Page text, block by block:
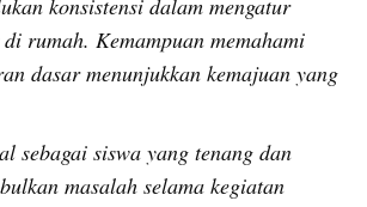
konsistensi dalam mengatur
rumah. Kemampuan memahami
dasar menunjukkan kemajuan yang
sebagai siswa yang tenang dan
masalah selama kegiatan